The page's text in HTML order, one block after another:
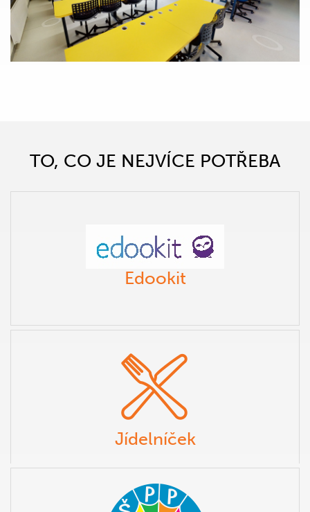
TO, CO JE NEJVÍCE POTŘEBA
Edookit
Jídelníček